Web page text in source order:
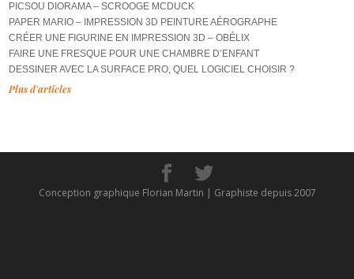
PICSOU DIORAMA – SCROOGE MCDUCK
PAPER MARIO – IMPRESSION 3D PEINTURE AÉROGRAPHE
CRÉER UNE FIGURINE EN IMPRESSION 3D – OBÉLIX
FAIRE UNE FRESQUE POUR UNE CHAMBRE D’ENFANT
DESSINER AVEC LA SURFACE PRO, QUEL LOGICIEL CHOISIR ?
Plus d'articles
Conception graphique Florian Martin | Graphiste depuis 2007